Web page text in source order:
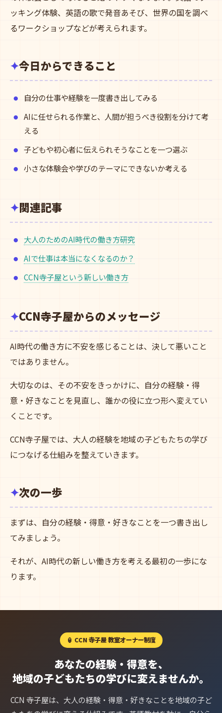
ッキング体験、英語の歌で発音あそび、世界の国を調べ
るワークショップなどが考えられます。
今日からできること
自分の仕事や経験を一度書き出してみる
AIに任せられる作業と、人間が担うべき役割を分けて考
える
子どもや初心者に伝えられそうなことを一つ選ぶ
小さな体験会や学びのテーマにできないか考える
関連記事
大人のためのAI時代の働き方研究
AIで仕事は本当になくなるのか？
CCN寺子屋という新しい働き方
CCN寺子屋からのメッセージ
AI時代の働き方に不安を感じることは、決して悪いこと
ではありません。
大切なのは、その不安をきっかけに、自分の経験・得
意・好きなことを見直し、誰かの役に立つ形へ変えてい
くことです。
CCN寺子屋では、大人の経験を地域の子どもたちの学び
につなげる仕組みを整えていきます。
次の一歩
まずは、自分の経験・得意・好きなことを一つ書き出し
てみましょう。
それが、AI時代の新しい働き方を考える最初の一歩にな
ります。
🏮 CCN 寺子屋 教室オーナー制度
あなたの経験・得意を、
地域の子どもたちの学びに変えませんか。
CCN 寺子屋は、大人の経験・得意・好きなことを地域の子ど